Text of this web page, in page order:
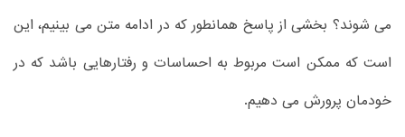
می شوند؟ بخشی از پاسخ همانطور که در ادامه متن می بینیم، این
است که ممکن است مربوط به احساسات و رفتارهایی باشد که در
خودمان پرورش می دهیم.